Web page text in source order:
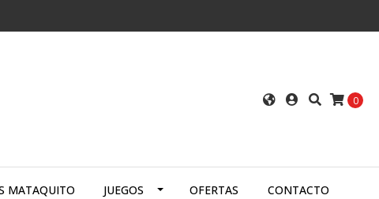
0
MATAQUITO JUEGOS OFERTAS CONTACTO